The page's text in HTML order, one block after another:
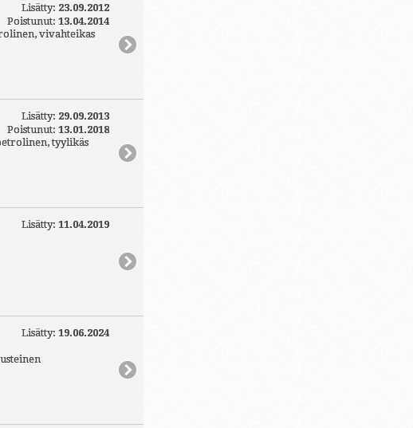
vivahteikas
Lisätty: 23.09.2012
Poistunut: 13.04.2014
tyylikäs
Lisätty: 29.09.2013
Poistunut: 13.01.2018
Lisätty: 11.04.2019
Lisätty: 19.06.2024